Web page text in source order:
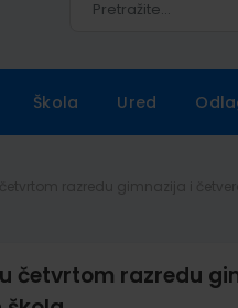
Škola Ured
četvrtom razredu